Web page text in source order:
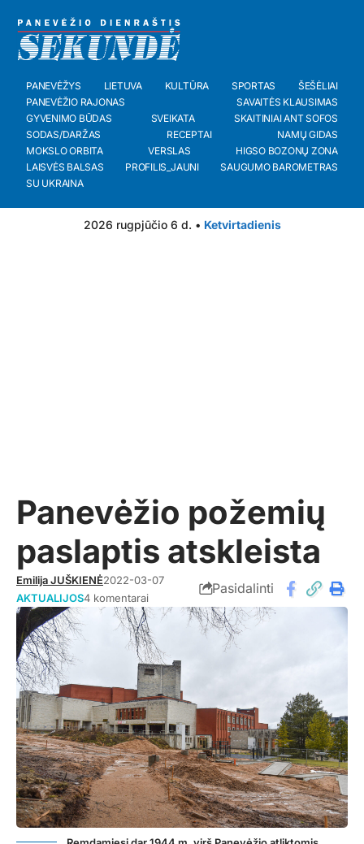
PANEVĖŽYS LIETUVA KULTŪRA SPORTAS
ŠEŠĖLIAI
PANEVĖŽIO RAJONAS
SAVAITĖS KLAUSIMAS
GYVENIMO BŪDAS
SVEIKATA
SKAITINIAI ANT SOFOS
SODAS/DARŽAS
RECEPTAI
NAMŲ GIDAS
MOKSLO ORBITA
VERSLAS
HIGSO BOZONŲ ZONA
LAISVĖS BALSAS
PROFILIS_JAUNI
SAUGUMO BAROMETRAS
SU UKRAINA
2026 rugpjūčio 6 d. • Ketvirtadienis
Panevėžio požemių
paslaptis atskleista
Emilija JUŠKIENĖ2022-03-07
AKTUALIJOS4 komentarai
Pasidalinti